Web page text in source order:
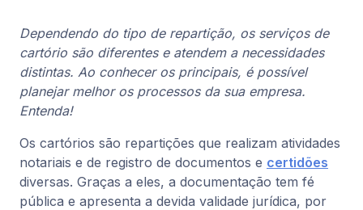
Dependendo do tipo de repartição, os serviços de
cartório são diferentes e atendem a necessidades
distintas. Ao conhecer os principais, é possível
planejar melhor os processos da sua empresa.
Entenda!
Os cartórios são repartições que realizam atividades
notariais e de registro de documentos e certidões
diversas. Graças a eles, a documentação tem fé
pública e apresenta a devida validade jurídica, por